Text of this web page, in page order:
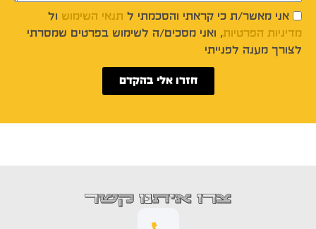
אני מאשר/ת כי קראתי והסכמתי ל תנאי השימוש ול
מדיניות הפרטיות, ואני מסכים/ה לשימוש בפרטים שמסרתי
לצורך מענה לפנייתי
חזרו אלי בהקדם
צרו איתנו קשר